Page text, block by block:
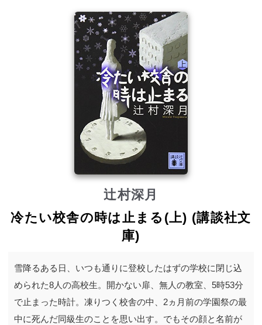
辻村深月
冷たい校舎の時は止まる(上) (講談社文
庫)
雪降るある日、いつも通りに登校したはずの学校に閉じ込
められた8人の高校生。開かない扉、無人の教室、5時53分
で止まった時計。凍りつく校舎の中、2ヵ月前の学園祭の最
中に死んだ同級生のことを思い出す。でもその顔と名前が